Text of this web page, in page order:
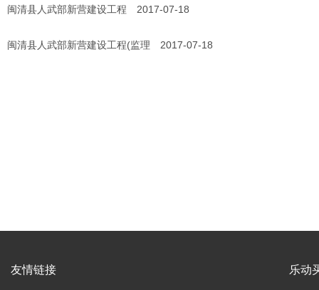
闽清县人武部新营建设工程 2017-07-18
闽清县人武部新营建设工程(监理 2017-07-18
友情链接 乐动